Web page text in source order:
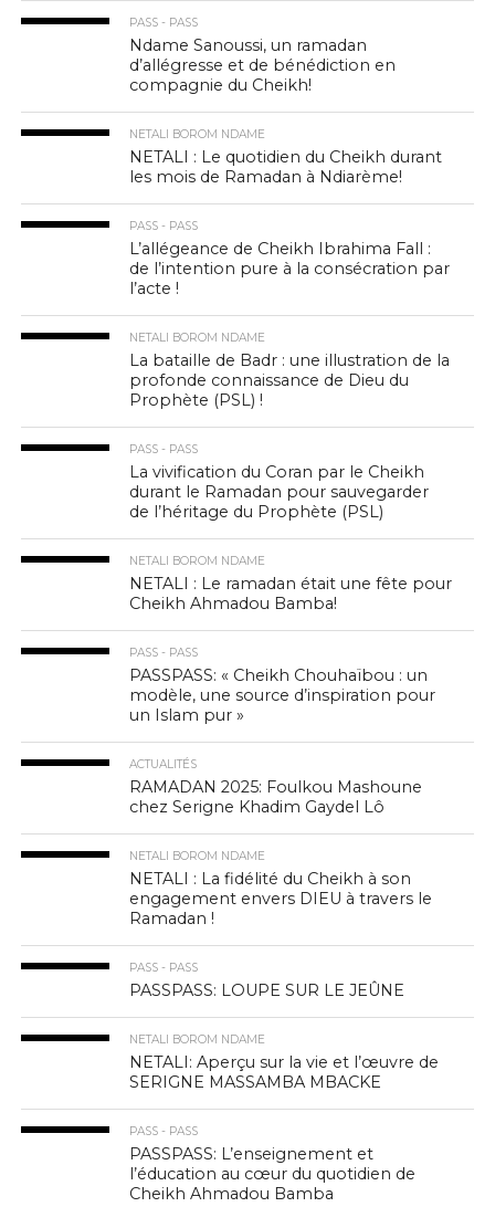
PASS - PASS
Ndame Sanoussi, un ramadan
d’allégresse et de bénédiction en
compagnie du Cheikh!
NETALI BOROM NDAME
NETALI : Le quotidien du Cheikh durant
les mois de Ramadan à Ndiarème!
PASS - PASS
L’allégeance de Cheikh Ibrahima Fall :
de l’intention pure à la consécration par
l’acte !
NETALI BOROM NDAME
La bataille de Badr : une illustration de la
profonde connaissance de Dieu du
Prophète (PSL) !
PASS - PASS
La vivification du Coran par le Cheikh
durant le Ramadan pour sauvegarder
de l’héritage du Prophète (PSL)
NETALI BOROM NDAME
NETALI : Le ramadan était une fête pour
Cheikh Ahmadou Bamba!
PASS - PASS
PASSPASS: « Cheikh Chouhaïbou : un
modèle, une source d’inspiration pour
un Islam pur »
ACTUALITÉS
RAMADAN 2025: Foulkou Mashoune
chez Serigne Khadim Gaydel Lô
NETALI BOROM NDAME
NETALI : La fidélité du Cheikh à son
engagement envers DIEU à travers le
Ramadan !
PASS - PASS
PASSPASS: LOUPE SUR LE JEÛNE
NETALI BOROM NDAME
NETALI: Aperçu sur la vie et l’œuvre de
SERIGNE MASSAMBA MBACKE
PASS - PASS
PASSPASS: L’enseignement et
l’éducation au cœur du quotidien de
Cheikh Ahmadou Bamba